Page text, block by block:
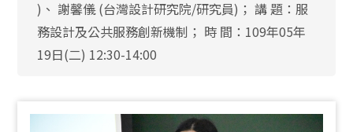
)、 謝馨儀 (台灣設計研究院/研究員)； 講 題：服
務設計及公共服務創新機制； 時 間：109年05年
19日(二) 12:30-14:00